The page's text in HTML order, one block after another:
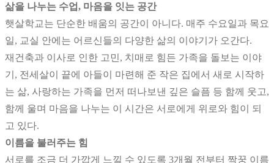
삶을 나누는 수업, 마음을 잇는 공간
햇살학교는 단순한 배움의 공간이 아니다. 매주 수요일과 목요
일, 교실 안에는 어르신들의 다양한 삶의 이야기가 오간다.
재건축과 이사로 인한 고민, 치매로 힘든 가족을 돌보는 이야
기, 전세살이 끝에 아들이 마련해 준 작은 집에서 새로 시작하
는 삶, 사랑하는 가족을 먼저 떠나보낸 깊은 슬픔 등 함께 웃고,
함께 울며 마음을 나누는 이 시간은 서로에게 위로와 힘이 되
고 있다.
이름을 불러주는 힘
서로를 조금 더 가깝게 느낄 수 있도록 3개월 전부터 짝꿍 이름